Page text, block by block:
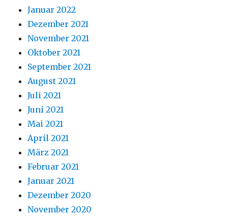
Januar 2022
Dezember 2021
November 2021
Oktober 2021
September 2021
August 2021
Juli 2021
Juni 2021
Mai 2021
April 2021
März 2021
Februar 2021
Januar 2021
Dezember 2020
November 2020